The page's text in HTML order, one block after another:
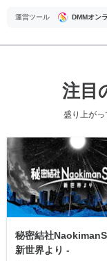
運営ツール DMMオン
注目
盛り上がっ
秘密結社
新世界より -